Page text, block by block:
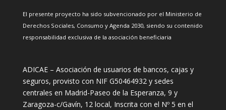
El presente proyecto ha sido subvencionado por el Ministerio de
Derechos Sociales, Consumo y Agenda 2030, siendo su contenido
responsabilidad exclusiva de la asociación beneficiaria
ADICAE – Asociación de usuarios de bancos, cajas y
seguros, provisto con NIF G50464932 y sedes
centrales en Madrid-Paseo de la Esperanza, 9 y
Zaragoza-c/Gavín, 12 local, Inscrita con el Nº 5 en el